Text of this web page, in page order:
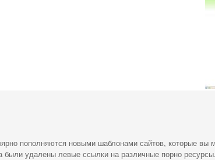
пополняются новыми шаблонами сайтов, которые вы
удалены левые ссылки на различные порно ресурсы.